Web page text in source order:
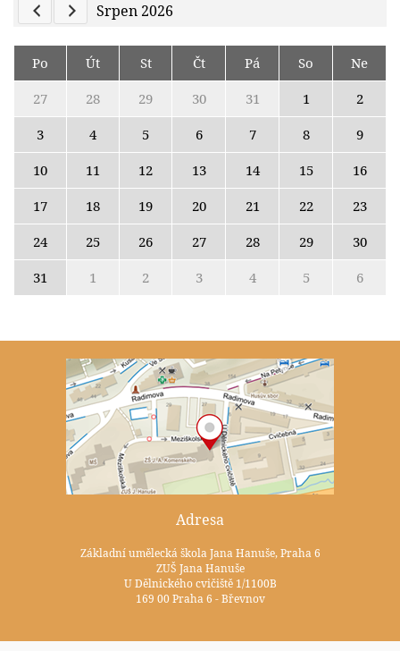
Previous Calendar
Next Calendar
Srpen 2026
Po Út St Čt Pá So
Ne
27
28 29 30 31 1
2
3
4 5 6 7 8
9
10
11 12 13 14 15
16
17
18 19 20 21 22
23
24
25 26 27 28 29
30
31
1 2 3 4 5 6
Adresa
Základní umělecká škola Jana Hanuše, Praha 6
ZUŠ Jana Hanuše
U Dělnického cvičiště 1/1100B
169 00 Praha 6 - Břevnov